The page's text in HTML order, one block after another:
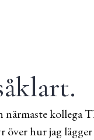
närmaste kollega
över hur jag